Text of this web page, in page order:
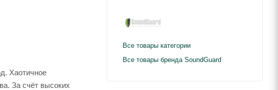
Хаотичное
За счёт высоких
Все товары категории
Все товары бренда SoundGuard